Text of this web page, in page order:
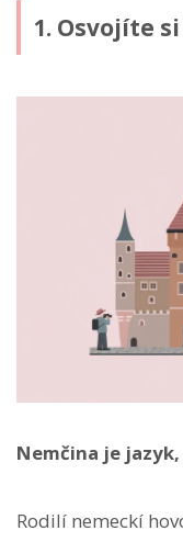
1. Osvojíte
Nemčina je
Rodilí nemeckí